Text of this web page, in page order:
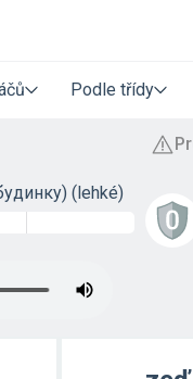
Podle třídy
(lehké)